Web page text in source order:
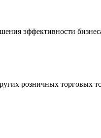
эффективности
розничных торговых